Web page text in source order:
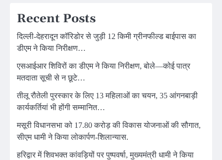
Recent Posts
दिल्ली-देहरादून कॉरिडोर से जुड़ी 12 किमी ग्रीनफील्ड बाईपास का
डीएम ने किया निरीक्षण…
एसआईआर शिविरों का डीएम ने किया निरीक्षण, बोले—कोई पात्र
मतदाता सूची से न छूटे…
तीलू रौतेली पुरस्कार के लिए 13 महिलाओं का चयन, 35 आंगनबाड़ी
कार्यकर्तियां भी होंगी सम्मानित…
मसूरी विधानसभा को 17.80 करोड़ की विकास योजनाओं की सौगात,
सीएम धामी ने किया लोकार्पण-शिलान्यास.
हरिद्वार में शिवभक्त कांवड़ियों पर पुष्पवर्षा, मुख्यमंत्री धामी ने किया